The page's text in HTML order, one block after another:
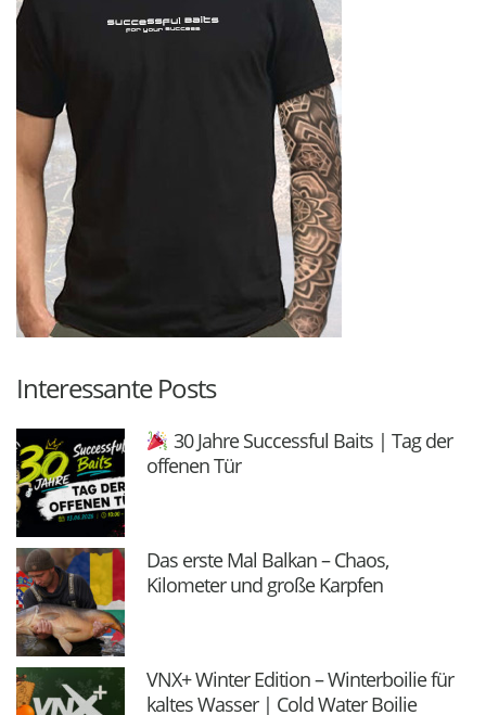
Interessante Posts
30 Jahre Successful Baits | Tag der
offenen Tür
Das erste Mal Balkan – Chaos,
Kilometer und große Karpfen
VNX+ Winter Edition – Winterboilie für
kaltes Wasser | Cold Water Boilie